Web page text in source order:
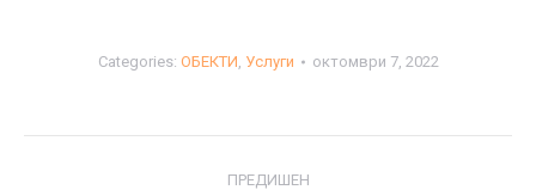
Categories: ОБЕКТИ, Услуги октомври 7, 2022
ПРЕДИШЕН